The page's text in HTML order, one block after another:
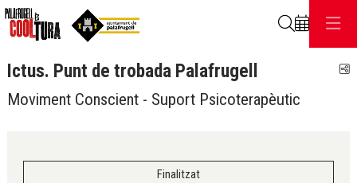
Ictus. Punt de trobada Palafrugell
Moviment Conscient - Suport Psicoterapèutic
Finalitzat